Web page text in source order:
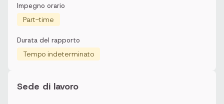
Impegno orario
Part-time
Durata del rapporto
Tempo indeterminato
Sede di lavoro